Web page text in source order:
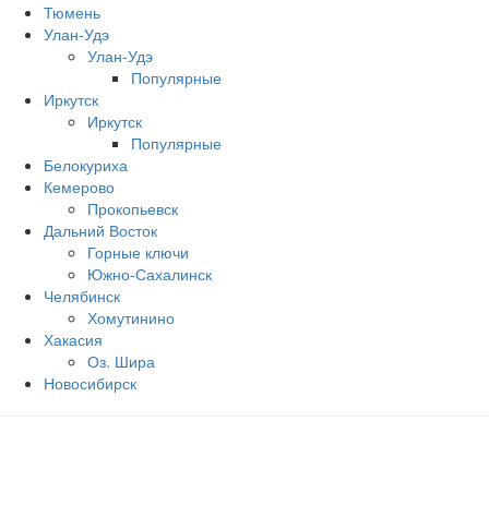
Тюмень
Улан-Удэ
Улан-Удэ
Популярные
Иркутск
Иркутск
Популярные
Белокуриха
Кемерово
Прокопьевск
Дальний Восток
Горные ключи
Южно‐Сахалинск
Челябинск
Хомутинино
Хакасия
Оз. Шира
Новосибирск